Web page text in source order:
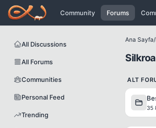
Icerige atla
Community Forums
All Discussions
All Forums
Communities
Personal Feed
Trending
Ana Sayfa/
ALT
35